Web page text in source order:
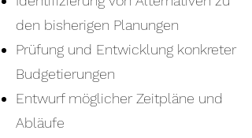
den bisherigen Planungen
Prüfung und Entwicklung konkreter
Budgetierungen
Entwurf möglicher Zeitpläne und
Abläufe